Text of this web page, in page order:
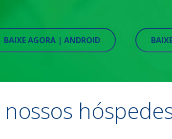
BAIXE AGORA | ANDROID